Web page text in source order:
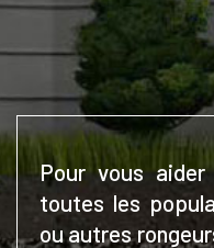
Pour vous
toutes les
ou autres